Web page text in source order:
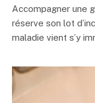
Accompagner une
réserve son lot
maladie vient s’y